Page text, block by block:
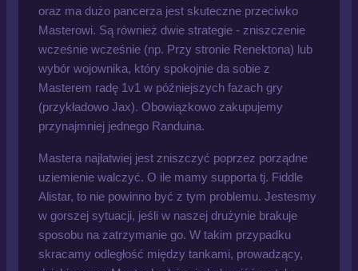
oraz ma dużo pancerza jest skuteczne przeciwko
Masterowi. Są również dwie strategie - zniszczenie
wcześnie wcześnie (np. Przy stronie Renektona) lub
wybór wojownika, który spokojnie da sobie z
Masterem radę 1v1 w późniejszych fazach gry
(przykładowo Jax). Obowiązkowo zakupujemy
przynajmniej jednego Randuina.
Mastera najłatwiej jest zniszczyć poprzez porządne
uziemienie walczyć. O ile mamy supporta tj. Fiddle
Alistar, to nie powinno być z tym problemu. Jestesmy
w gorszej sytuacji, jeśli w naszej drużynie brakuje
sposobu na zatrzymanie go. W takim przypadku
skracamy odległość między tankami, prowadzący,